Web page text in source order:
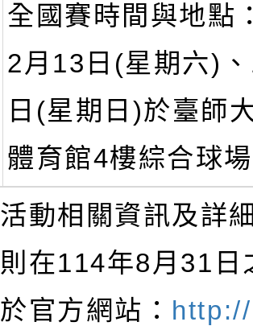
全國賽時間與地點
2月13日(星期六)
日(星期日)於臺師
體育館4樓綜合球
活動相關資訊及詳
則在114年8月31日
於官方網站：